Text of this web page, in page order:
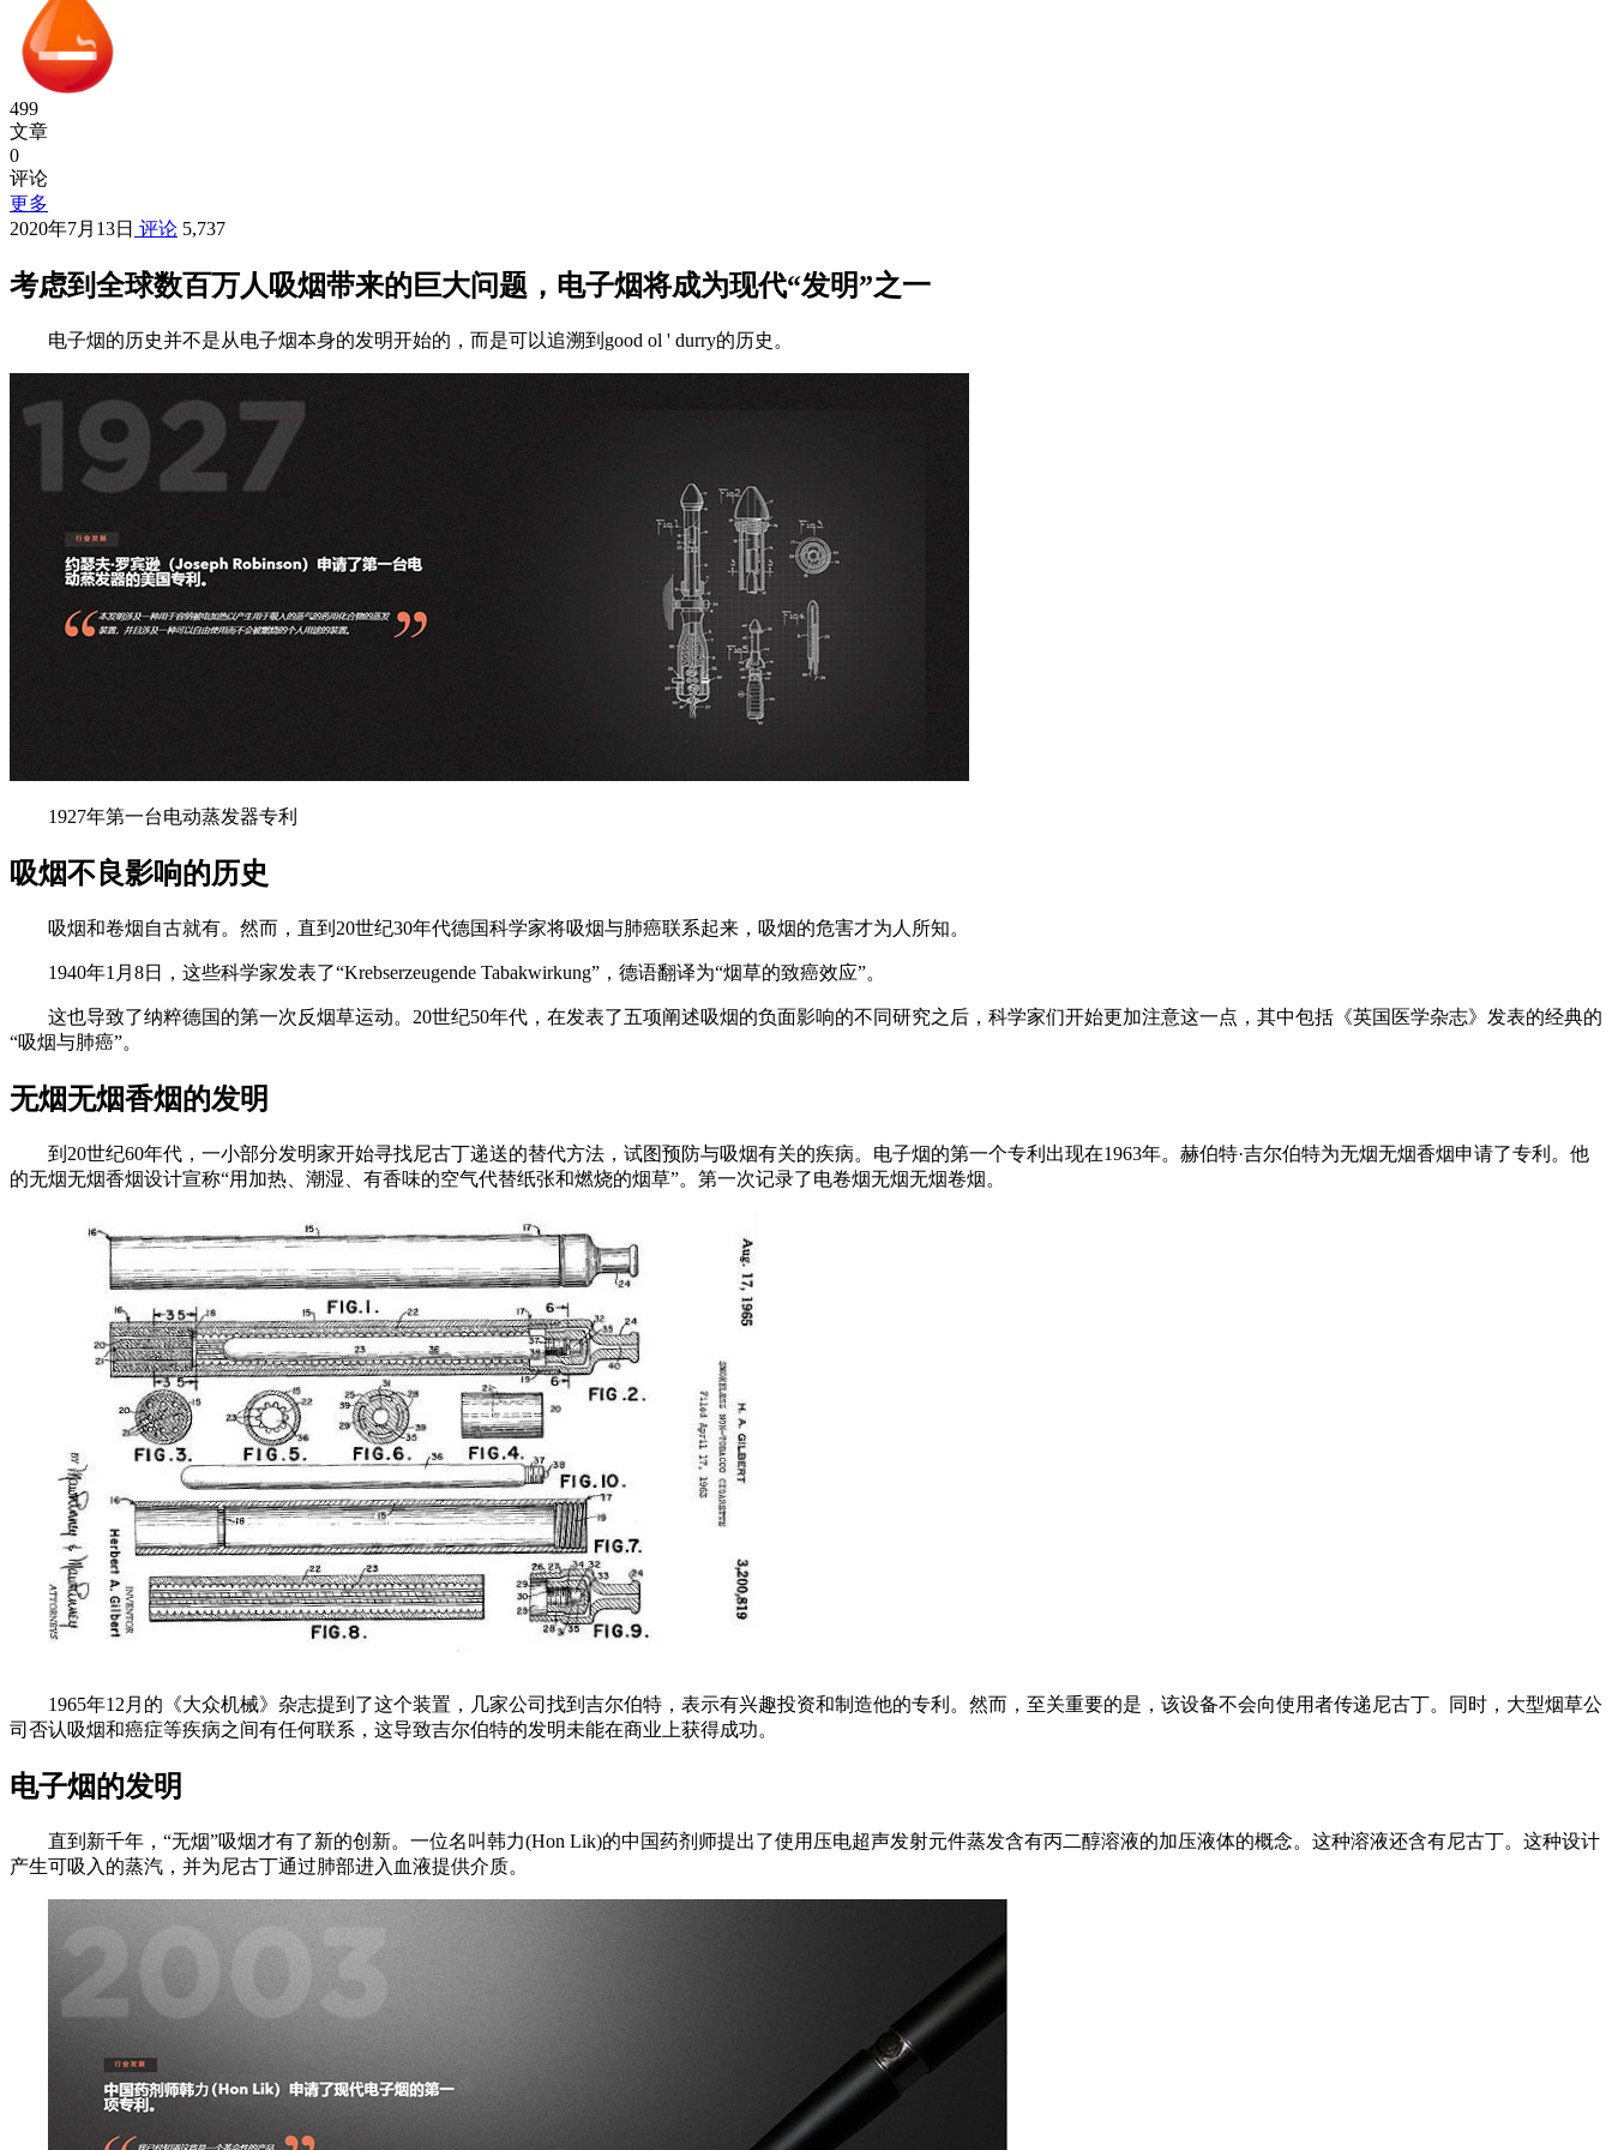
499
文章
0
评论
更多
2020年7月13日 评论 5,737
考虑到全球数百万人吸烟带来的巨大问题，电子烟将成为现代“发明”之一
电子烟的历史并不是从电子烟本身的发明开始的，而是可以追溯到good ol ' durry的历史。
1927年第一台电动蒸发器专利
吸烟不良影响的历史
吸烟和卷烟自古就有。然而，直到20世纪30年代德国科学家将吸烟与肺癌联系起来，吸烟的危害才为人所知。
1940年1月8日，这些科学家发表了“Krebserzeugende Tabakwirkung”，德语翻译为“烟草的致癌效应”。
这也导致了纳粹德国的第一次反烟草运动。20世纪50年代，在发表了五项阐述吸烟的负面影响的不同研究之后，科学家们开始更加注意这一点，其中包括《英国医学杂志》发表的经典的
“吸烟与肺癌”。
无烟无烟香烟的发明
到20世纪60年代，一小部分发明家开始寻找尼古丁递送的替代方法，试图预防与吸烟有关的疾病。电子烟的第一个专利出现在1963年。赫伯特·吉尔伯特为无烟无烟香烟申请了专利。他
的无烟无烟香烟设计宣称“用加热、潮湿、有香味的空气代替纸张和燃烧的烟草”。第一次记录了电卷烟无烟无烟卷烟。
1965年12月的《大众机械》杂志提到了这个装置，几家公司找到吉尔伯特，表示有兴趣投资和制造他的专利。然而，至关重要的是，该设备不会向使用者传递尼古丁。同时，大型烟草公
司否认吸烟和癌症等疾病之间有任何联系，这导致吉尔伯特的发明未能在商业上获得成功。
电子烟的发明
直到新千年，“无烟”吸烟才有了新的创新。一位名叫韩力(Hon Lik)的中国药剂师提出了使用压电超声发射元件蒸发含有丙二醇溶液的加压液体的概念。这种溶液还含有尼古丁。这种设计
产生可吸入的蒸汽，并为尼古丁通过肺部进入血液提供介质。